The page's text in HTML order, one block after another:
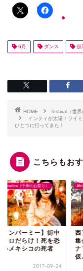
6月 ダンス 仮
HOME
festival（世界
インティが太陽！ライ
ひとつに行ってきた！
こちらもお
（アフリカのお祭り）
フリカのマスクが大
！2年に一度ブルキ
ァソで開催される
2018-03-12
旅
ご